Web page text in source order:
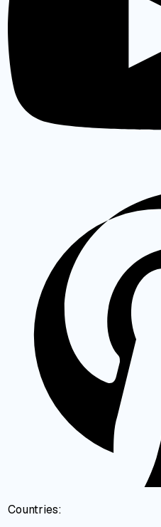
Countries: